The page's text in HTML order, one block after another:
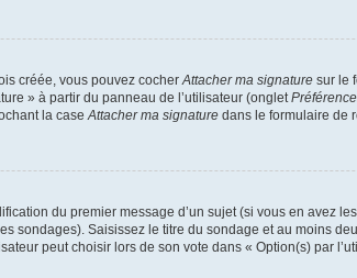
créée, vous pouvez cocher Attacher ma signature sur le
» à partir du panneau de l’utilisateur (onglet
la case Attacher ma signature dans le formulaire de
du premier message d’un sujet (si vous en avez
sondages). Saisissez le titre du sondage et au moins
peut choisir lors de son vote dans « Option(s) par